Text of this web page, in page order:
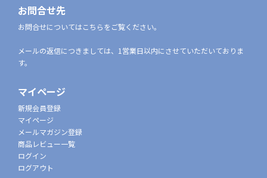
お問合せ先
お問合せについてはこちらをご覧ください。
メールの返信につきましては、1営業日以内にさせていただいておりま
す。
マイページ
新規会員登録
マイページ
メールマガジン登録
商品レビュー一覧
ログイン
ログアウト